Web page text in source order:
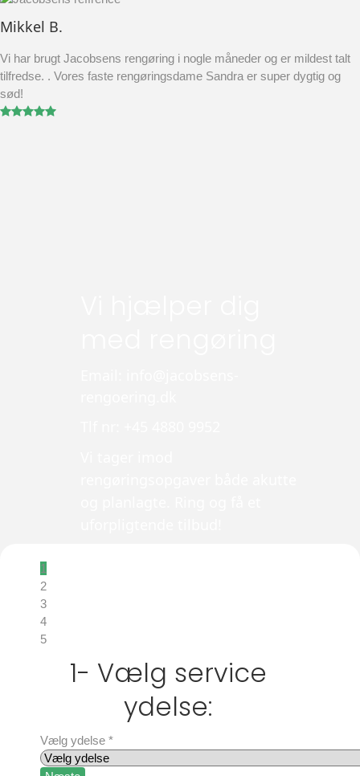
Mikkel B.
Vi har brugt Jacobsens rengøring i nogle måneder og er mildest talt
tilfredse. . Vores faste rengøringsdame Sandra er super dygtig og
sød!
1
2
3
4
5
1- Vælg service
ydelse:
Vælg ydelse *